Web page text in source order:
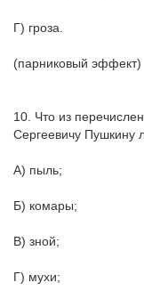
Г) гроза.
(парниковый эффект)
10. Что из
Сергеевичу Пушкину
А) пыль;
Б) комары;
В) зной;
Г) мухи;